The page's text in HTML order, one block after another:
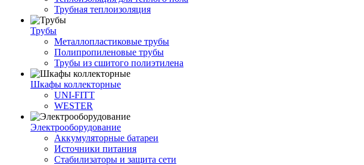
Трубная теплоизоляция
Трубы
Металлопластиковые трубы
Полипропиленовые трубы
Трубы из сшитого полиэтилена
Шкафы коллекторные
UNI-FITT
WESTER
Электрооборудование
Аккумуляторные батареи
Источники питания
Стабилизаторы и защита сети